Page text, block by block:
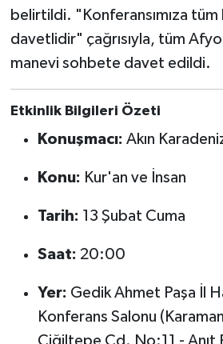
belirtildi. "Konferansımıza tüm
davetlidir" çağrısıyla, tüm
manevi sohbete davet edildi.
Etkinlik Bilgileri Özeti
Konuşmacı: Akın
Konu: Kur'an ve İnsan
Tarih: 13 Şubat Cuma
Saat: 20:00
Yer: Gedik Ahmet Paşa İl
Konferans Salonu